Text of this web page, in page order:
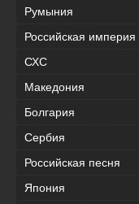
Румыния
Российская империя
СХС
Македония
Болгария
Сербия
Российская песня
Япония